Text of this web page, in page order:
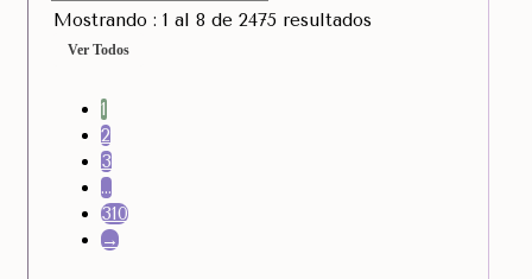
Mostrando : 1 al 8 de 2475 resultados
Ver Todos
1
2
3
…
310
→